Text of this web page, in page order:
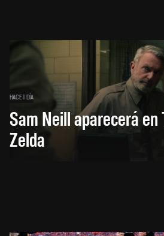
HACE 1 DÍA
Sam Neill aparecerá en
Zelda